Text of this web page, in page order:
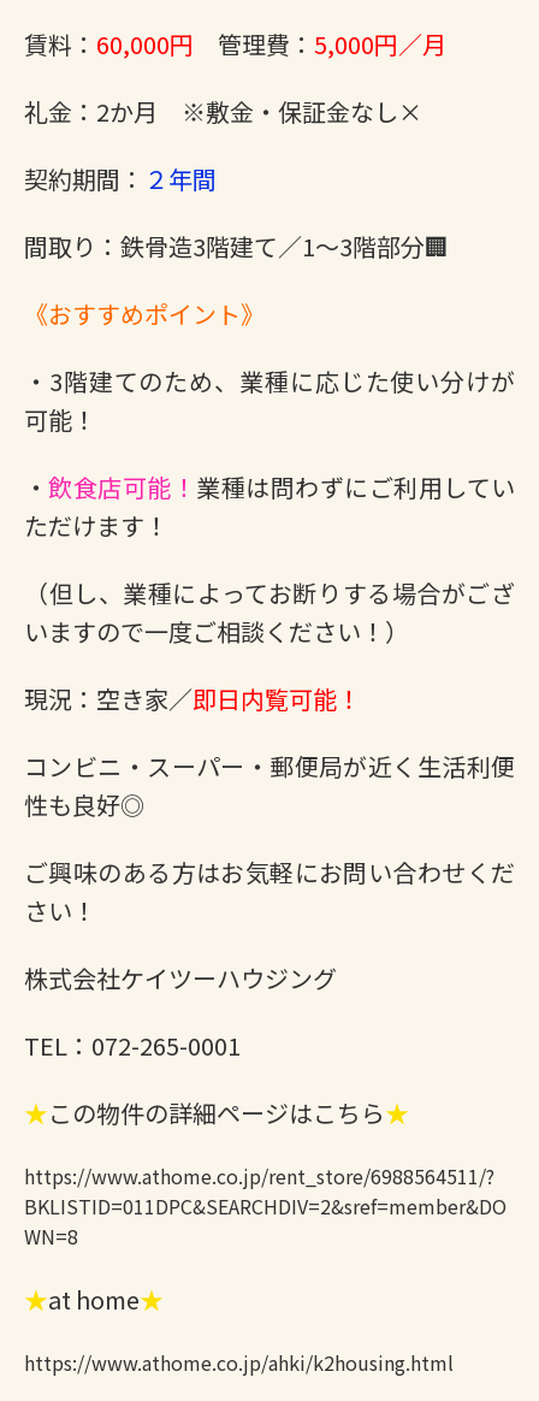
賃料： 60,000円 管理費： 5,000円／月
礼金：2か月 ※敷金・保証金なし×
契約期間： ２年間
間取り：鉄骨造3階建て／1～3階部分🏢
《おすすめポイント》
・3階建てのため、業種に応じた使い分けが
可能！
・飲食店可能！ 業種は問わずにご利用してい
ただけます！
（但し、業種によってお断りする場合がござ
いますので一度ご相談ください！）
現況：空き家／即日内覧可能！
コンビニ・スーパー・郵便局が近く生活利便
性も良好◎
ご興味のある方はお気軽にお問い合わせくだ
さい！
株式会社ケイツーハウジング
TEL：072-265-0001
★この物件の詳細ページはこちら★
https://www.athome.co.jp/rent_store/6988564511/?
BKLISTID=011DPC&SEARCHDIV=2&sref=member&DO
WN=8
★at home★
https://www.athome.co.jp/ahki/k2housing.html